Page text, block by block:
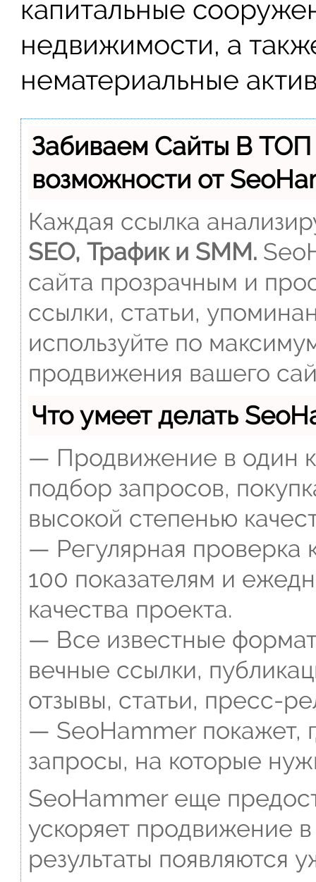
капитальные
недвижимости, а
нематериальные
Забиваем Сайты В
возможности от
Каждая ссылка
SEO, Трафик и SMM.
сайта прозрачным и
ссылки, статьи,
используйте по
продвижения вашего
Что умеет делать
— Продвижение в один
подбор запросов,
высокой степенью
— Регулярная проверка
100 показателям и
качества проекта.
— Все известные
вечные ссылки,
отзывы, статьи, пресс-
— SeoHammer покажет,
запросы, на которые
SeoHammer еще
ускоряет продвижение
результаты появляются